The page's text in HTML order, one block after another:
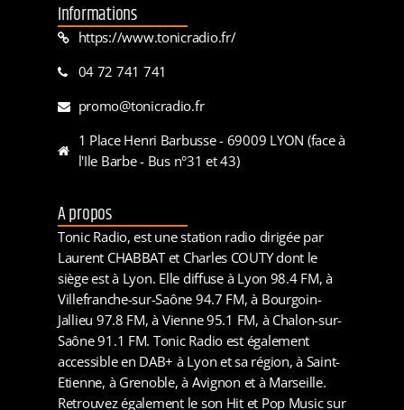
Informations
https://www.tonicradio.fr/
04 72 741 741
promo@tonicradio.fr
1 Place Henri Barbusse - 69009 LYON (face à
l'Ile Barbe - Bus n°31 et 43)
A propos
Tonic Radio, est une station radio dirigée par
Laurent CHABBAT et Charles COUTY dont le
siège est à Lyon. Elle diffuse à Lyon 98.4 FM, à
Villefranche-sur-Saône 94.7 FM, à Bourgoin-
Jallieu 97.8 FM, à Vienne 95.1 FM, à Chalon-sur-
Saône 91.1 FM. Tonic Radio est également
accessible en DAB+ à Lyon et sa région, à Saint-
Etienne, à Grenoble, à Avignon et à Marseille.
Retrouvez également le son Hit et Pop Music sur